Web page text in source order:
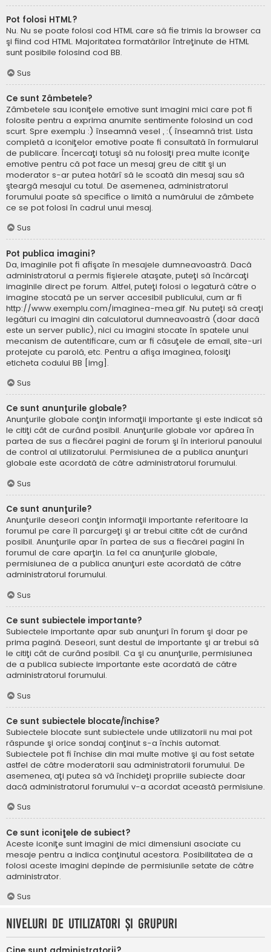
Pot folosi HTML?
Nu. Nu se poate folosi cod HTML care să fie trimis la browser ca
şi fiind cod HTML. Majoritatea formatărilor întreţinute de HTML
sunt posibile folosind cod BB.
Sus
Ce sunt Zâmbetele?
Zâmbetele sau iconiţele emotive sunt imagini mici care pot fi
folosite pentru a exprima anumite sentimente folosind un cod
scurt. Spre exemplu :) înseamnă vesel , :( înseamnă trist. Lista
completă a iconiţelor emotive poate fi consultată în formularul
de publicare. Încercaţi totuşi să nu folosiţi prea multe iconiţe
emotive pentru că pot face un mesaj greu de citit şi un
moderator s-ar putea hotărî să le scoată din mesaj sau să
şteargă mesajul cu totul. De asemenea, administratorul
forumului poate să specifice o limită a numărului de zâmbete
ce se pot folosi în cadrul unui mesaj.
Sus
Pot publica imagini?
Da, imaginile pot fi afişate în mesajele dumneavoastră. Dacă
administratorul a permis fişierele ataşate, puteţi să încărcaţi
imaginile direct pe forum. Altfel, puteţi folosi o legatură către o
imagine stocată pe un server accesibil publicului, cum ar fi
http://www.exemplu.com/imaginea-mea.gif. Nu puteţi să creaţi
legături cu imagini din calculatorul dumneavoastră (doar dacă
este un server public), nici cu imagini stocate în spatele unui
mecanism de autentificare, cum ar fi căsuţele de email, site-uri
protejate cu parolă, etc. Pentru a afişa imaginea, folosiţi
eticheta codului BB [img].
Sus
Ce sunt anunţurile globale?
Anunţurile globale conţin informaţii importante şi este indicat să
le citiţi cât de curând posibil. Anunţurile globale vor apărea în
partea de sus a fiecărei pagini de forum şi în interiorul panoului
de control al utilizatorului. Permisiunea de a publica anunţuri
globale este acordată de către administratorul forumului.
Sus
Ce sunt anunţurile?
Anunţurile deseori conţin informaţii importante referitoare la
forumul pe care îl parcurgeţi şi ar trebui citite cât de curând
posibil. Anunţurile apar în partea de sus a fiecărei pagini în
forumul de care aparţin. La fel ca anunţurile globale,
permisiunea de a publica anunţuri este acordată de către
administratorul forumului.
Sus
Ce sunt subiectele importante?
Subiectele importante apar sub anunţuri în forum şi doar pe
prima pagină. Deseori, sunt destul de importante şi ar trebui să
le citiţi cât de curând posibil. Ca şi cu anunţurile, permisiunea
de a publica subiecte importante este acordată de către
administratorul forumului.
Sus
Ce sunt subiectele blocate/închise?
Subiectele blocate sunt subiectele unde utilizatorii nu mai pot
răspunde şi orice sondaj conţinut s-a închis automat.
Subiectele pot fi închise din mai multe motive şi au fost setate
astfel de către moderatorii sau administratorii forumului. De
asemenea, aţi putea să vă închideţi propriile subiecte doar
dacă administratorul forumului v-a acordat această permisiune.
Sus
Ce sunt iconiţele de subiect?
Aceste iconiţe sunt imagini de mici dimensiuni asociate cu
mesaje pentru a indica conţinutul acestora. Posibilitatea de a
folosi aceste imagini depinde de permisiunile setate de către
administrator.
Sus
Niveluri de utilizatori şi grupuri